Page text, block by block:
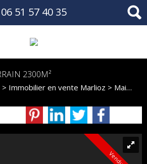
06 51 57 40 35
2300M²
> Immobilier en vente Marlioz > Maison Individuelle en vente Marlioz
Vendu